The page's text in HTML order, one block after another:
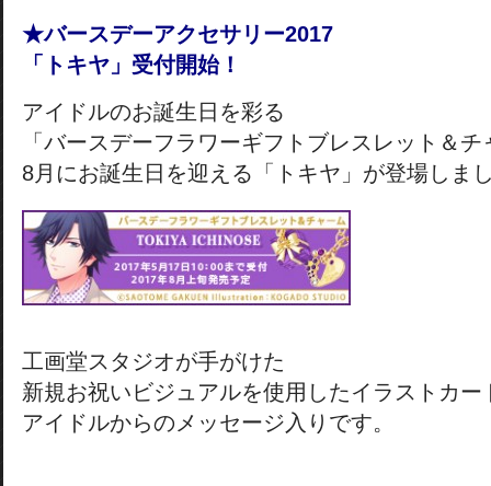
★バースデーアクセサリー2017
「トキヤ」受付開始！
アイドルのお誕生日を彩る
「バースデーフラワーギフトブレスレット＆チ
8月にお誕生日を迎える「トキヤ」が登場しま
工画堂スタジオが手がけた
新規お祝いビジュアルを使用したイラストカー
アイドルからのメッセージ入りです。